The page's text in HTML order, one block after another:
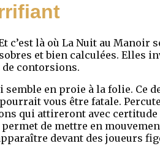
c’est là où La Nuit au Manoir
et bien calculées. Elles
de contorsions.
en proie à la folie. Ce
vous être fatale.
qui attireront avec certitude
de mettre en
devant des joueurs